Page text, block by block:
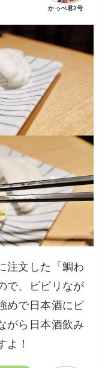
かっぺ君2号
注文した「鯛わ
で、ビビリなが
めで日本酒にピ
がら日本酒飲み
よ！